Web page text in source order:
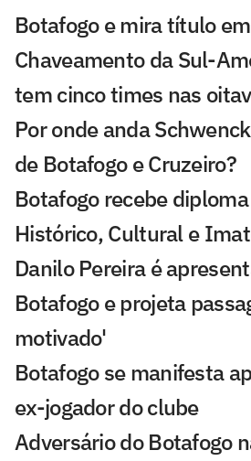
Botafogo e mira título
Chaveamento da Sul-
tem cinco times nas
Por onde anda
de Botafogo e Cruzeiro?
Botafogo recebe
Histórico, Cultural e
Danilo Pereira é
Botafogo e projeta
motivado'
Botafogo se manifesta
ex-jogador do clube
Adversário do Botafogo